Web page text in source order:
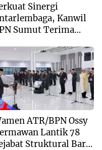
Sinergi
Kanwil
Sumut Terima
ATR/BPN Ossy
Lantik 78
Struktural Baru